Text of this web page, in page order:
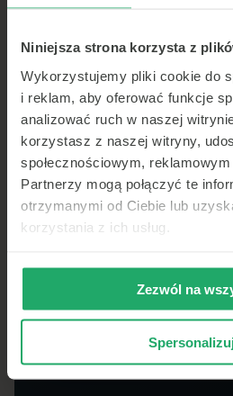
Niniejsza strona korzysta z
Wykorzystujemy pliki cookie do
i reklam, aby oferować funkcje
analizować ruch w naszej
korzystasz z naszej witryny,
społecznościowym, reklamowym
Partnerzy mogą połączyć te
otrzymanymi od Ciebie lub
korzystania z ich usług.
Zezwól na
Lekarz pierwszego kontaktu w 15
minut — wideo, telefon lub czat.